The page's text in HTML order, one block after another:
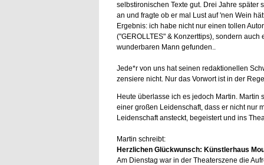
selbstironischen Texte gut. Drei Jahre später
an und fragte ob er mal Lust auf 'nen Wein
Ergebnis: ich habe nicht nur einen tollen Autor
("GEROLLTES" & Konzerttips), sondern auch
wunderbaren Mann gefunden..
Jede*r von uns hat seinen redaktionellen
zensiere nicht. Nur das Vorwort ist in der
Heute überlasse ich es jedoch Martin. Martin
einer großen Leidenschaft, dass er nicht nur
Leidenschaft ansteckt, begeistert und ins
Martin schreibt:
Herzlichen Glückwunsch: Künstlerhaus
Am Dienstag war in der Theaterszene die